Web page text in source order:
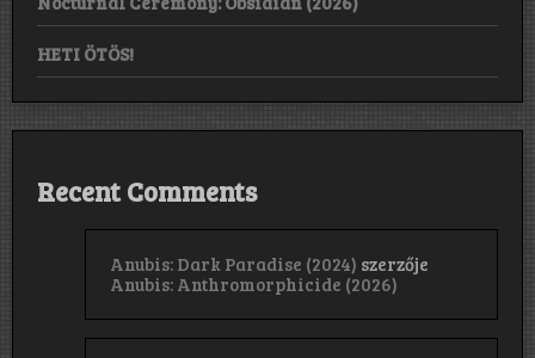
HETI ÖTÖS!
Recent Comments
Anubis: Dark Paradise (2024) szerzője
Anubis: Anthromorphicide (2026)